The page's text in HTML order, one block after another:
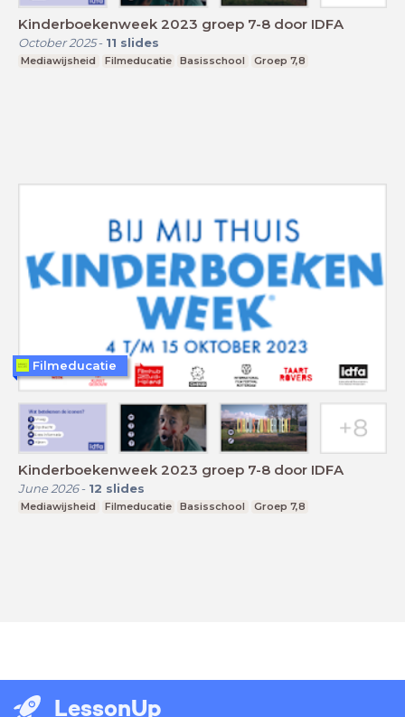
Kinderboekenweek 2023 groep 7-8 door IDFA
October 2025- 11 slides
Mediawijsheid Filmeducatie Basisschool Groep 7,8
Kinderboekenweek 2023 groep 7-8 door IDFA
June 2026- 12 slides
Mediawijsheid Filmeducatie Basisschool Groep 7,8
Filmeducatie
LessonUp